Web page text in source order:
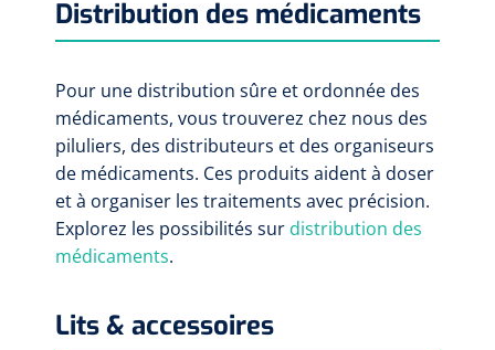
Distribution des médicaments
Pour une distribution sûre et ordonnée des
médicaments, vous trouverez chez nous des
piluliers, des distributeurs et des organiseurs
de médicaments. Ces produits aident à doser
et à organiser les traitements avec précision.
Explorez les possibilités sur distribution des
médicaments.
Lits & accessoires